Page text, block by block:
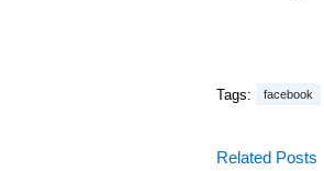
Tags: facebook
Related Posts